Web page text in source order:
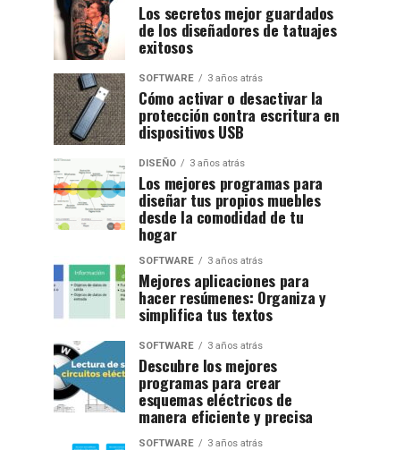
Los secretos mejor guardados
de los diseñadores de tatuajes
exitosos
SOFTWARE 3 años atrás
Cómo activar o desactivar la
protección contra escritura en
dispositivos USB
DISEÑO 3 años atrás
Los mejores programas para
diseñar tus propios muebles
desde la comodidad de tu
hogar
SOFTWARE 3 años atrás
Mejores aplicaciones para
hacer resúmenes: Organiza y
simplifica tus textos
SOFTWARE 3 años atrás
Descubre los mejores
programas para crear
esquemas eléctricos de
manera eficiente y precisa
SOFTWARE 3 años atrás